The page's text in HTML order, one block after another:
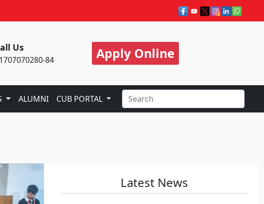
Us
84 Apply Online
ALUMNI CUB PORTAL
Latest News